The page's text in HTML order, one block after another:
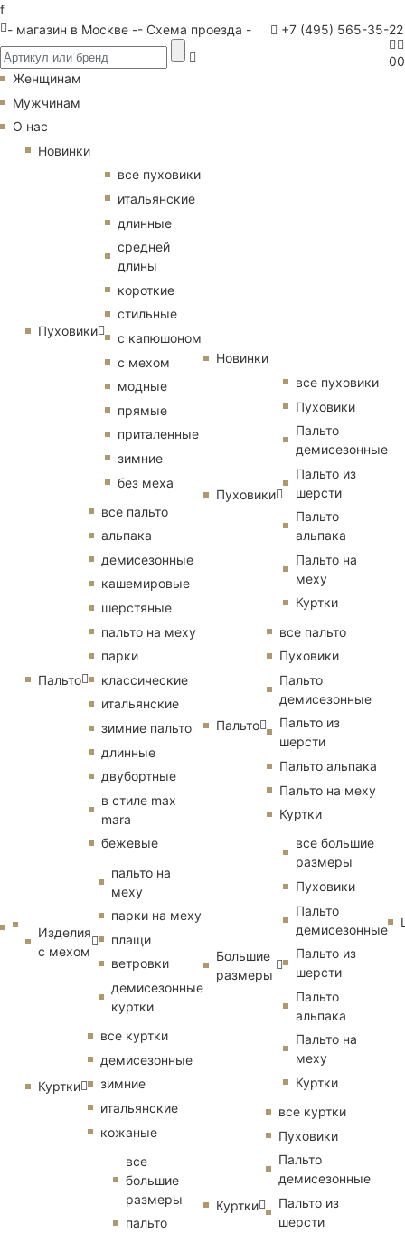
f
- магазин в Москве -- Схема проезда - +7 (495) 565-35-22
00
Женщинам
Мужчинам
О нас
Новинки
Пуховики
все пуховики
итальянские
длинные
средней
длины
короткие
стильные
с капюшоном
с мехом
модные
прямые
приталенные
зимние
без меха
Пальто
все пальто
альпака
демисезонные
кашемировые
шерстяные
пальто на меху
парки
классические
итальянские
зимние пальто
длинные
двубортные
в стиле max
mara
бежевые
Изделия
с мехом
пальто на
меху
парки на меху
плащи
ветровки
демисезонные
куртки
Куртки
все куртки
демисезонные
зимние
итальянские
кожаные
все
большие
размеры
пальто
Новинки
Пуховики
все пуховики
Пуховики
Пальто
демисезонные
Пальто из
шерсти
Пальто
альпака
Пальто на
меху
Куртки
Пальто
все пальто
Пуховики
Пальто
демисезонные
Пальто из
шерсти
Пальто альпака
Пальто на меху
Куртки
Большие
размеры
все большие
размеры
Пуховики
Пальто
демисезонные
Пальто из
шерсти
Пальто
альпака
Пальто на
меху
Куртки
Куртки
все куртки
Пуховики
Пальто
демисезонные
Пальто из
шерсти